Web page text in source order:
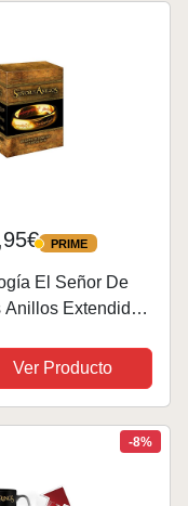
PRIME
PRIME
El Señor De
Anillos Extendida
Ver Producto
-8%